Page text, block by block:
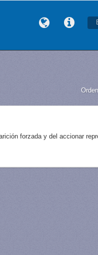
forzada y del accionar